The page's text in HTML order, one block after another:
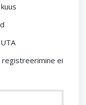
registreerimine ei